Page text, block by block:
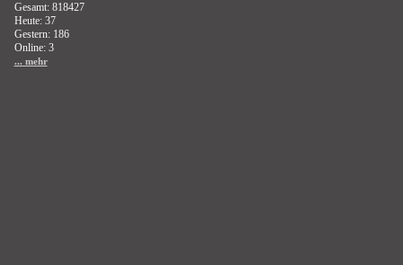
Gesamt: 818427
Heute: 37
Gestern: 186
Online: 3
... mehr